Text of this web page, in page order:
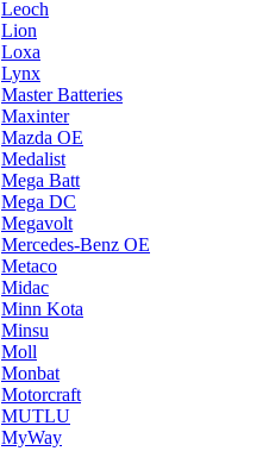
Leoch
Lion
Loxa
Lynx
Master Batteries
Maxinter
Mazda OE
Medalist
Mega Batt
Mega DC
Megavolt
Mercedes-Benz OE
Metaco
Midac
Minn Kota
Minsu
Moll
Monbat
Motorcraft
MUTLU
MyWay